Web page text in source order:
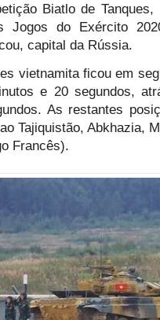
Biatlo de
Jogos do Exército
capital da Rússia.
vietnamita ficou em
e 20 segundos,
As restantes
Tajiquistão, Abkhazia,
Francês).